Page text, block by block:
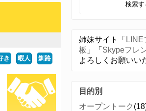
き 暇人 釧路
検索す
姉妹サイト「
板 」「 Skypeフレ
よろしくお願いい
目的別
オープントーク